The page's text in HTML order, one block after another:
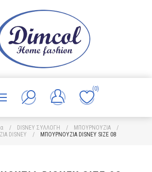
(0)
/ DISNEY ΣΥΛΛΟΓΗ / ΜΠΟΥΡΝΟΥΖΙΑ
/
DISNEY
/ ΜΠΟΥΡΝΟΥΖΙΑ DISNEY SIZE 08